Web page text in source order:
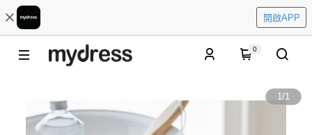
開啟APP
0
1/1